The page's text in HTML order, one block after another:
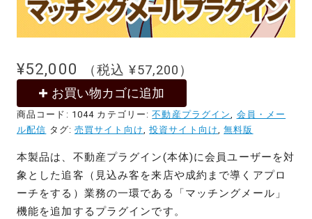
¥52,000 （税込¥57,200 ）
お買い物カゴに追加
商品コード: 1044 カテゴリー:不動産プラグイン
会員・メー
ル配信 タグ: 売買サイト向け ,投資サイト向け ,無料版
本製品は、不動産プラグイン(本体)に会員ユーザーを対
象とした追客（見込み客を来店や成約まで導くアプロ
ーチをする）業務の一環である「マッチングメール」
機能を追加するプラグインです。